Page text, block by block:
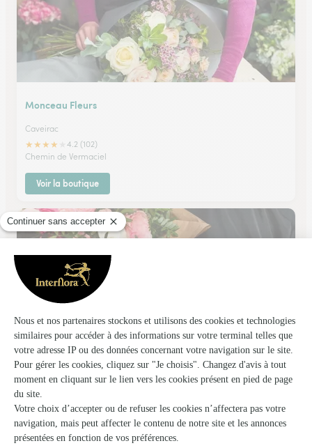
Monceau Fleurs
Caveirac
★★★★
4.2 (102)
Chemin de Vermaciel
Voir la boutique
Aux Feuilles Vertes
Ledignan
★ ★★★ ★3.5 (40)
216 route de Montpellier
Voir la boutique